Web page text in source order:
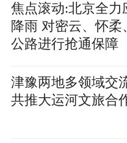
焦点滚动:北京全力
降雨 对密云、怀柔
公路进行抢通保障
津豫两地多领域交
共推大运河文旅合